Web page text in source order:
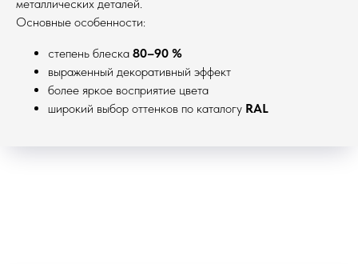
металлических деталей.
Основные особенности:
степень блеска 80–90 %
выраженный декоративный эффект
более яркое восприятие цвета
широкий выбор оттенков по каталогу RAL